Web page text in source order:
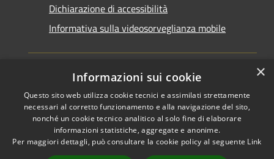
Dichiarazione di accessibilità
Informativa sulla videosorveglianza mobile
RSS
Accessibilità
Cookie
Copyright © 2026 • Comune di
Taranto • Powered by
Municipium•Accesso
redazione
×
Informazioni sui cookie
Questo sito web utilizza cookie tecnici e assimilati strettamente
necessari al corretto funzionamento e alla navigazione del sito,
nonché un cookie tecnico analitico al solo fine di elaborare
informazioni statistiche, aggregate e anonime.
Per maggiori dettagli, può consultare la cookie policy al seguente Link